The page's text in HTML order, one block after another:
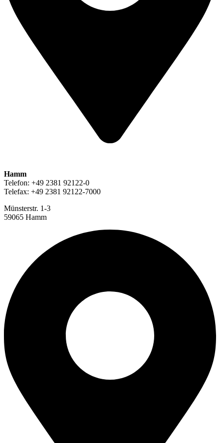
Hamm
Telefon: +49 2381 92122-0
Telefax: +49 2381 92122-7000
Münsterstr. 1-3
59065 Hamm